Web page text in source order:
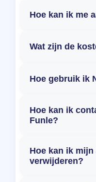
Hoe kan ik me
Wat zijn de
Hoe gebruik ik
Hoe kan ik
Funle?
Hoe kan ik
verwijderen?